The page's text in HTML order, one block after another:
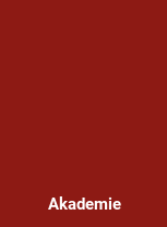
Akademie